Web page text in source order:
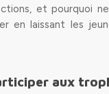
et pourquoi
en laissant les
aux